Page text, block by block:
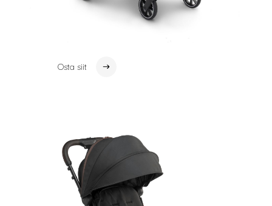
Osta siit